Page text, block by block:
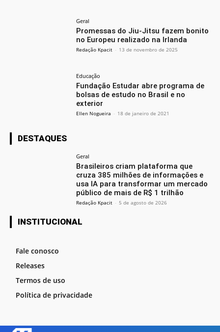
Geral
Promessas do Jiu-Jitsu fazem bonito
no Europeu realizado na Irlanda
Redação Kpacit - 13 de novembro de 2025
Educação
Fundação Estudar abre programa de
bolsas de estudo no Brasil e no
exterior
Ellen Nogueira - 18 de janeiro de 2021
DESTAQUES
Geral
Brasileiros criam plataforma que
cruza 385 milhões de informações e
usa IA para transformar um mercado
público de mais de R$ 1 trilhão
Redação Kpacit - 5 de agosto de 2026
INSTITUCIONAL
Fale conosco
Releases
Termos de uso
Política de privacidade